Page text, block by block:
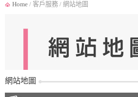
Home / 客戶服務 / 網站地圖
網站地圖